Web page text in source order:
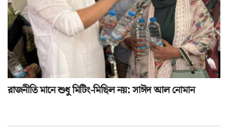
রাজনীতি মানে শুধু মিটিং-মিছিল নয়: সাঈদ আল নোমান